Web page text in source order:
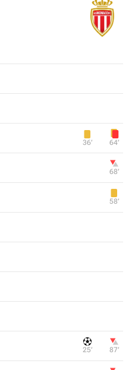
36‎’‎ 64‎’‎
68‎’‎
58‎’‎
25‎’‎ 87‎’‎